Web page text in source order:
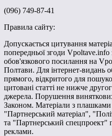
(096) 749-87-41
Правила сайту:
Допускається цитування
попередньої згоди Vpoltave.info
обов'язкового посилання на
Полтави. Для інтернет-видань
прямого, відкритого для
цитовані статті не нижче
джерела. Порушення
Законом. Матеріали з
"Партнерський матеріал",
та "Партнерський спецпроект"
реклами.